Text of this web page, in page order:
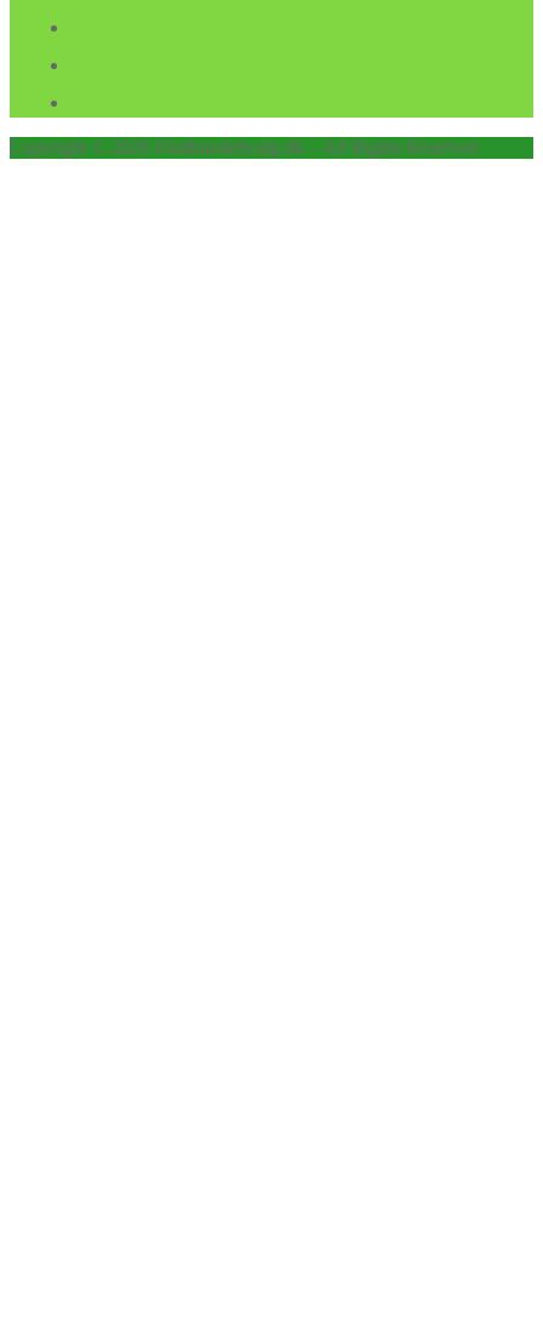
Copyright © 2026 Findhundehvalp.dk – All Rights Reserved.